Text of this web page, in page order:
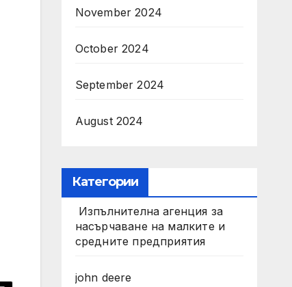
November 2024
October 2024
September 2024
August 2024
Категории
Изпълнителна агенция за
насърчаване на малките и
средните предприятия
john deere